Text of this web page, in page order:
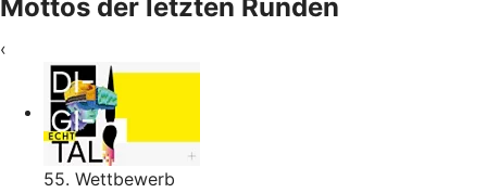
Mottos der letzten Runden
‹
55. Wettbewerb